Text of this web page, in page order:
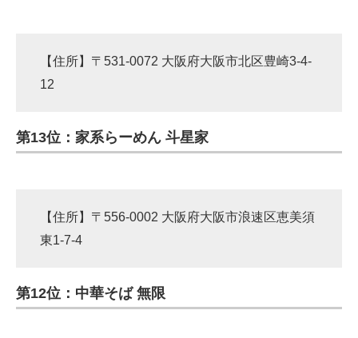
【住所】〒531-0072 大阪府大阪市北区豊崎3-4-
12
第13位：家系らーめん 斗星家
【住所】〒556-0002 大阪府大阪市浪速区恵美須
東1-7-4
第12位：中華そば 無限